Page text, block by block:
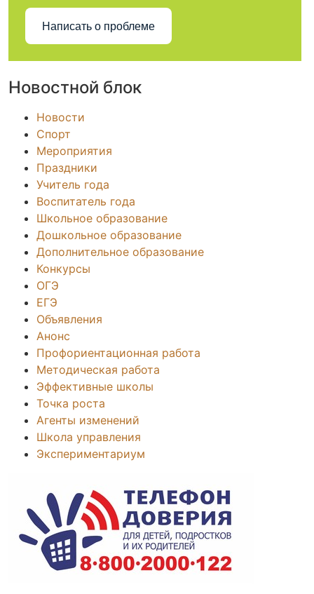
Написать о проблеме
Новостной блок
Новости
Спорт
Мероприятия
Праздники
Учитель года
Воспитатель года
Школьное образование
Дошкольное образование
Дополнительное образование
Конкурсы
ОГЭ
ЕГЭ
Объявления
Анонс
Профориентационная работа
Методическая работа
Эффективные школы
Точка роста
Агенты изменений
Школа управления
Экспериментариум